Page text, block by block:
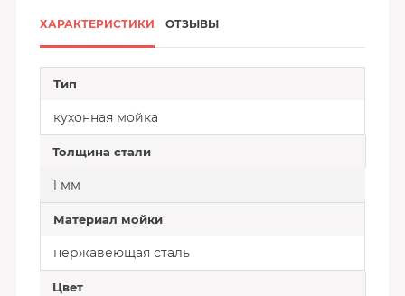
ХАРАКТЕРИСТИКИ ОТЗЫВЫ
Тип
кухонная мойка
Толщина стали
1 мм
Материал мойки
нержавеющая сталь
Цвет